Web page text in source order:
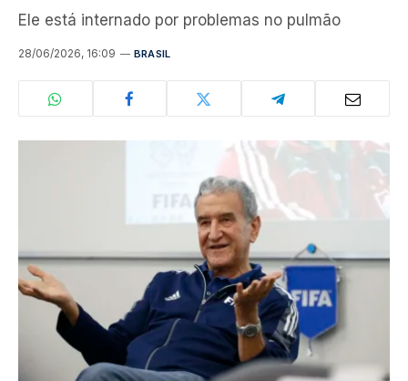
Ele está internado por problemas no pulmão
28/06/2026, 16:09 BRASIL